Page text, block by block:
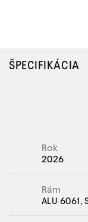
ŠPECIFIKÁCIA
Rok
2026
Rám
ALU 6061,